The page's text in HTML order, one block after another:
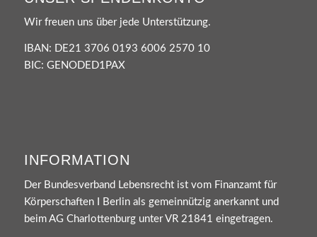
Wir freuen uns über jede Unterstützung.
IBAN: DE21 3706 0193 6006 2570 10
BIC: GENODED1PAX
INFORMATION
Der Bundesverband Lebensrecht ist vom Finanzamt für
Körperschaften I Berlin als gemeinnützig anerkannt und
beim AG Charlottenburg unter VR 21841 eingetragen.